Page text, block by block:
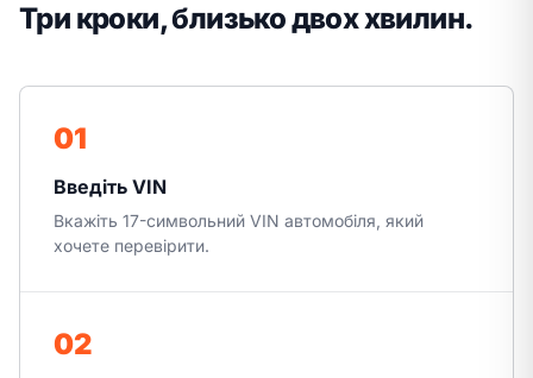
Три кроки, близько двох хвилин.
01
Введіть VIN
Вкажіть 17-символьний VIN автомобіля, який
хочете перевірити.
02